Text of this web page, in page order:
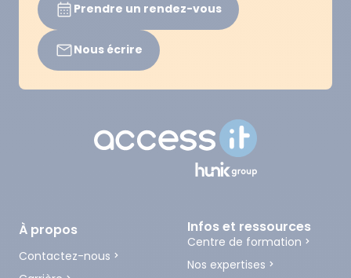
Prendre un rendez-vous
Nous écrire
À propos
Contactez-nous
Infos et ressources
Centre de formation
Nos expertises